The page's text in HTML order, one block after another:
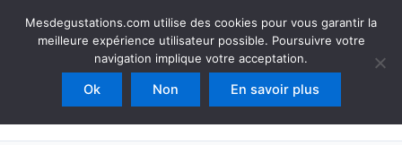
Mesdegustations
Dégustations, accords & autour du vin
Rechercher
Mesdegustations.com utilise des cookies pour vous garantir la
meilleure expérience utilisateur possible. Poursuivre votre
navigation implique votre acceptation.
Ok Non En savoir plus